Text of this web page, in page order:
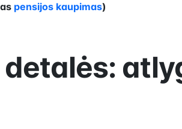
pensijos kaupimas)